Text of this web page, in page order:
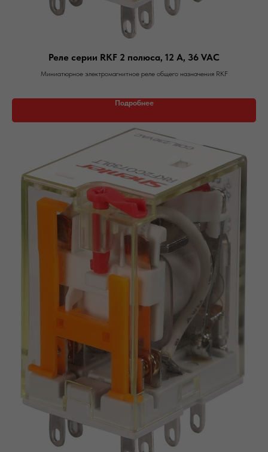
Реле серии RKF 2 полюса, 12 А, 36 VAC
Миниатюрное электромагнитное реле общего назначения RKF
Подробнее